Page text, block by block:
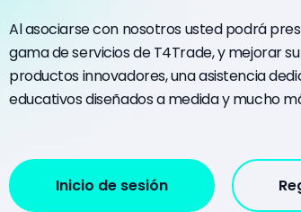
Al asociarse con nosotros usted podrá
gama de servicios de T4Trade, y mejorar
productos innovadores, una asistencia
educativos diseñados a medida y mucho
Inicio de sesión